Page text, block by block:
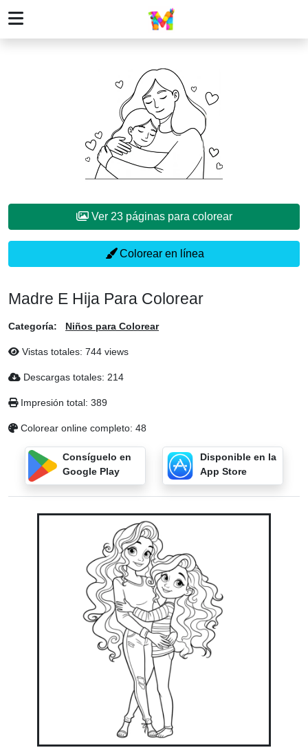
Ver 23 páginas para colorear
Colorear en línea
Madre E Hija Para Colorear
Categoría: Niños para Colorear
Vistas totales: 744 views
Descargas totales: 214
Impresión total: 389
Colorear online completo: 48
Consíguelo en
Google Play
Disponible en la
App Store